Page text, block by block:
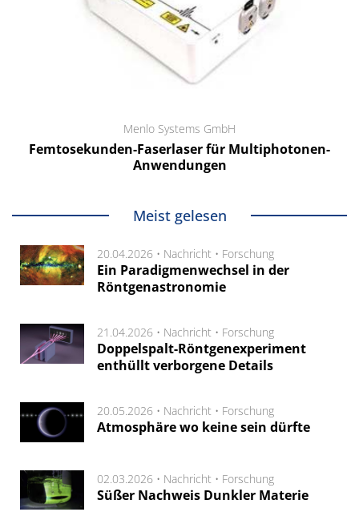
Menlo Systems GmbH
Femtosekunden-Faserlaser für Multiphotonen-
Anwendungen
Meist gelesen
20.04.2026 • Nachricht • Forschung
Ein Paradigmenwechsel in der
Röntgenastronomie
21.04.2026 • Nachricht • Forschung
Doppelspalt-Röntgenexperiment
enthüllt verborgene Details
20.05.2026 • Nachricht • Forschung
Atmosphäre wo keine sein dürfte
02.03.2026 • Nachricht • Forschung
Süßer Nachweis Dunkler Materie